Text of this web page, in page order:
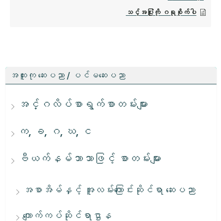
အထူးကု ဆေးပညာ / ပင်မဆေးပညာ
အင်္ဂလိပ်စာရွက်စာတမ်းများ
က, ခ, ဂ, ဃ, င
ဗီယက်နမ်ဘာသာဖြင့် စာတမ်းများ
အစာအိမ်နှင့် အူလမ်းကြောင်းဆိုင်ရာ ဆေးပညာ
ကျောက်ကပ်ဆိုင်ရာဌာန
သင့်အပြုံးကို ဂရုစိုက်ပါ